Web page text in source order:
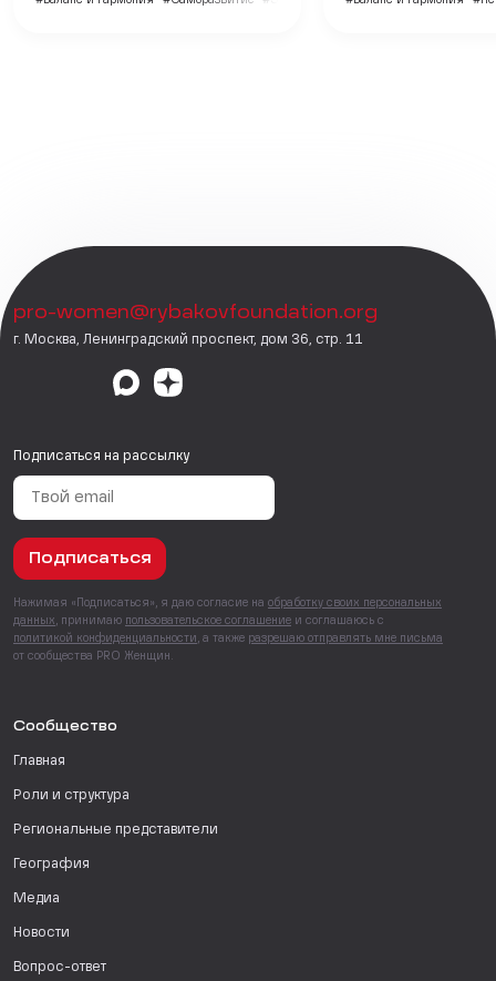
pro-women@rybakovfoundation.org
г. Москва, Ленинградский проспект, дом 36, стр. 11
Подписаться на рассылку
Подписаться
Нажимая «Подписаться», я даю согласие на обработку своих персональных
данных , принимаю пользовательское соглашение и соглашаюсь с
политикой конфиденциальности , а также разрешаю отправлять мне письма
от сообщества PRO Женщин.
Сообщество
Главная
Роли и структура
Региональные представители
География
Медиа
Новости
Вопрос-ответ